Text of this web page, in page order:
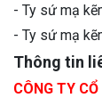
- Ty sứ mạ
- Ty sứ mạ
Thông tin
CÔNG TY